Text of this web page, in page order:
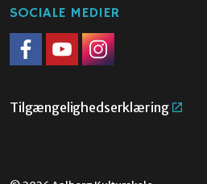
SOCIALE MEDIER
Tilgængelighedserklæring